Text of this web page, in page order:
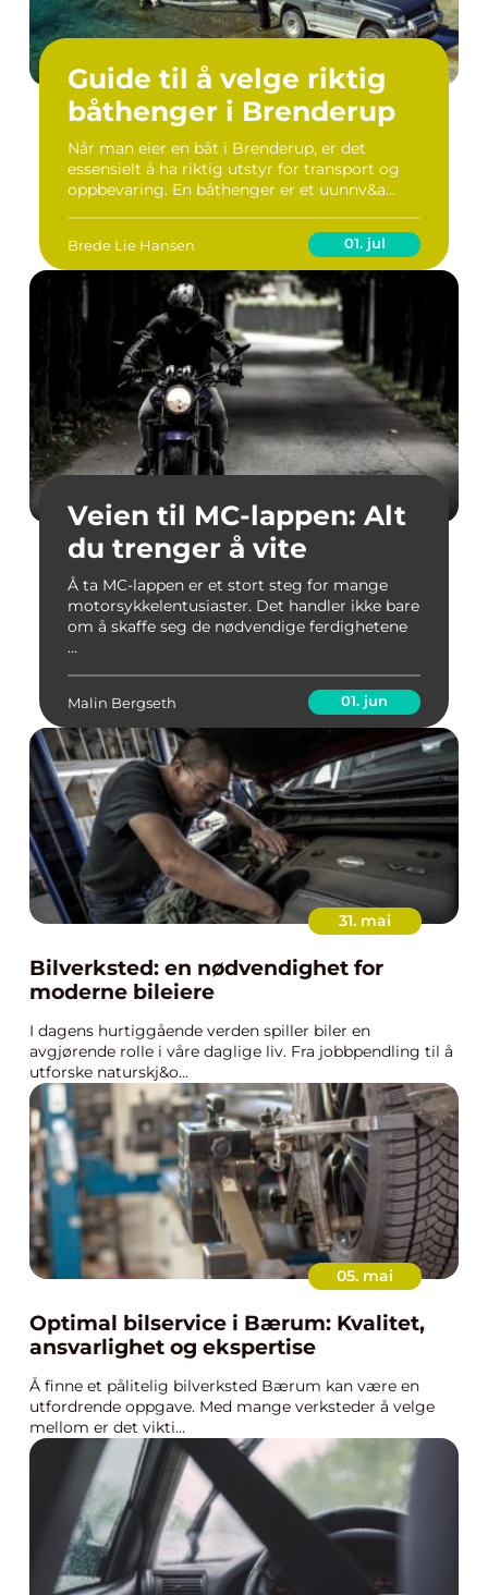
Guide til å velge riktig
båthenger i Brenderup
Når man eier en båt i Brenderup, er det
essensielt å ha riktig utstyr for transport og
oppbevaring. En båthenger er et uunnv&a...
Brede Lie Hansen 01. jul
Veien til MC-lappen: Alt
du trenger å vite
Å ta MC-lappen er et stort steg for mange
motorsykkelentusiaster. Det handler ikke bare
om å skaffe seg de nødvendige ferdighetene
...
Malin Bergseth 01. jun
31. mai
Bilverksted: en nødvendighet for
moderne bileiere
I dagens hurtiggående verden spiller biler en
avgjørende rolle i våre daglige liv. Fra jobbpendling til å
utforske naturskj&o...
05. mai
Optimal bilservice i Bærum: Kvalitet,
ansvarlighet og ekspertise
Å finne et pålitelig bilverksted Bærum kan være en
utfordrende oppgave. Med mange verksteder å velge
mellom er det vikti...